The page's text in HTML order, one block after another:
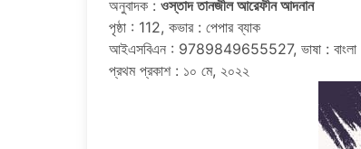
অনুবাদক : ওস্তাদ তানজীল আরেফীন আদনান
পৃষ্ঠা : 112, কভার : পেপার ব্যাক
আইএসবিএন : 9789849655527, ভাষা : বাংলা
প্রথম প্রকাশ : ১০ মে, ২০২২